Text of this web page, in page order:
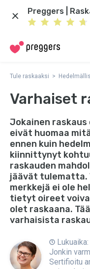
Preggers |
Tule raskaaksi
Varhaiset
Jokainen raskaus
eivät huomaa
ennen kuin
kiinnittynyt
raskauden
jäävät tulematta.
merkkejä ei ole
tietyt oireet
olet raskaana.
varhaisista
Jonkin
Sertifioitu